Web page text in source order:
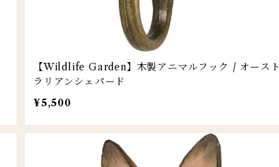
【Wildlife Garden】木製アニマルフック / オースト
ラリアンシェパード
¥5,500